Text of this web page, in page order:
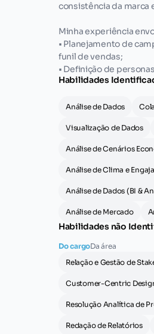
consistência da marca
Minha experiência
• Planejamento de
funil de vendas;
• Definição de
captura de leads;
de mídia paga
• Elaboração de
relatórios
Sou movida por
posicionamento da
cliente e entregar
Habilidades
Análise de Dados
Visualização de Dados
Análise de Cenários
Análise de Clima e
Análise de Dados (BI &
Análise de Mercado
Habilidades não
Do cargoDa área
Relação e Gestão de
Customer-Centric
Resolução Analítica de
Redação de Relatórios